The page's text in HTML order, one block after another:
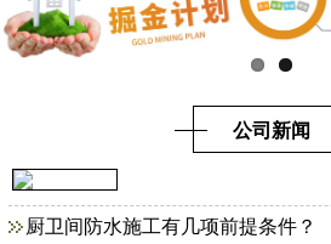
公司新闻
厨卫间防水施工有几项前提条件？